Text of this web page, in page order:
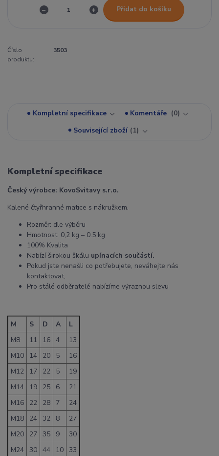
Přidat do košíku
Číslo
produktu:
3503
Kompletní specifikace Komentáře
0
Související zboží
1
Kompletní specifikace
Český výrobce: KovoSvitavy s.r.o.
Kalené čtyřhranné matice s nákružkem.
Rozměr: dle výběru
Hmotnost: 0,2 kg – 0.5 kg
100% Kvalita
Nabízí širokou škálu upínacích součástí.
Pokud jste nenašli co potřebujete, neváhejte nás
kontaktovat,
Pro stálé odběratelé nabízíme výraznou slevu
M S D A
L
M8
11 16 4
13
M10
14 20 5
16
M12
17 22 5
19
M14
19 25 6
21
M16
22 28 7
24
M18
24 32 8
27
M20
27 35 9
30
M24 30 44 10 33